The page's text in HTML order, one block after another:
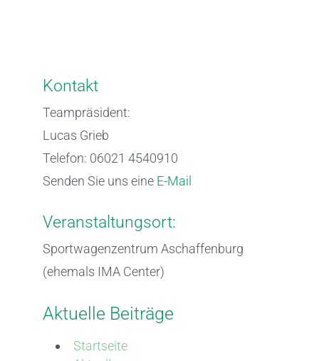
Kontakt
Teampräsident:
Lucas Grieb
Telefon: 06021 4540910
Senden Sie uns eine E-Mail
Veranstaltungsort:
Sportwagenzentrum Aschaffenburg
(ehemals IMA Center)
Aktuelle Beiträge
Startseite